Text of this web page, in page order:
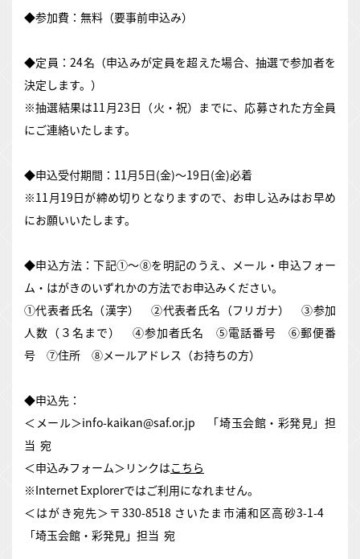
◆参加費：無料（要事前申込み）
◆定員：24名（申込みが定員を超えた場合、抽選で参加者を
決定します。）
※抽選結果は11月23日（火・祝）までに、応募された方全員
にご連絡いたします。
◆申込受付期間：11月5日(金)～19日(金)必着
※11月19日が締め切りとなりますので、お申し込みはお早め
にお願いいたします。
◆申込方法：下記①～⑧を明記のうえ、メール・申込フォー
ム・はがきのいずれかの方法でお申込みください。
①代表者氏名（漢字） ②代表者氏名（フリガナ） ③参加
人数（３名まで） ④参加者氏名 ⑤電話番号 ⑥郵便番
号 ⑦住所 ⑧メールアドレス（お持ちの方）
◆申込先：
＜メール＞info-kaikan@saf.or.jp 「埼玉会館・彩発見」担
当 宛
＜申込みフォーム＞リンクはこちら
※Internet Explorerではご利用になれません。
＜はがき宛先＞〒330-8518 さいたま市浦和区高砂3-1-4
「埼玉会館・彩発見」担当 宛